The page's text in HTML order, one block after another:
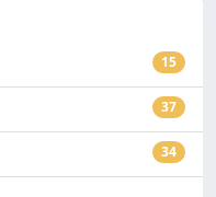
15
37
34